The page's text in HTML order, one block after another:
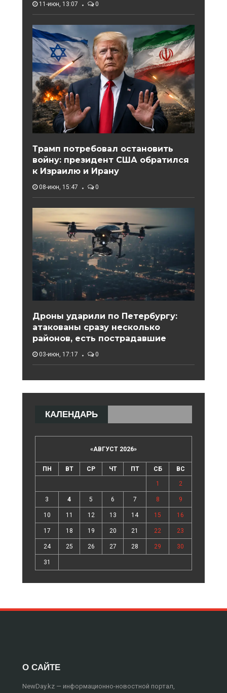
11-июн, 13:07 0
Трамп потребовал остановить
войну: президент США обратился
к Израилю и Ирану
08-июн, 15:47 0
Дроны ударили по Петербургу:
атакованы сразу несколько
районов, есть пострадавшие
03-июн, 17:17 0
КАЛЕНДАРЬ
«АВГУСТ 2026»
ПН ВТ СР ЧТ ПТ СБ ВС
1 2
3 4 5 6 7 8 9
10 11 12 13 14 15 16
17 18 19 20 21 22 23
24 25 26 27 28 29 30
31
О САЙТЕ
NewDay.kz — информационно-новостной портал,